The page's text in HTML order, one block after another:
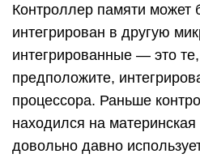
Контроллер памяти может
интегрирован в другую
интегрированные — это
предположите,
процессора. Раньше
находился на
довольно давно